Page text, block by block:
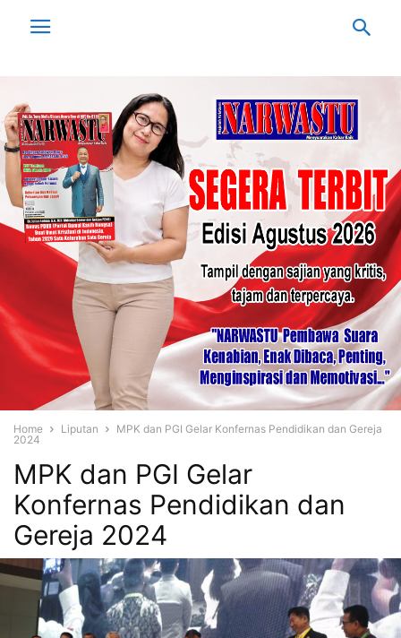
Home Liputan
MPK dan PGI Gelar Konfernas Pendidikan dan Gereja
2024
MPK dan PGI Gelar
Konfernas Pendidikan dan
Gereja 2024